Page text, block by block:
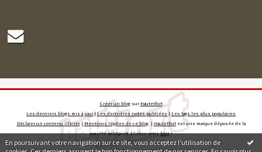
En poursuivant votre navigation sur ce site, vous acceptez l'utilisation de
Créer un blogsur Hautetfort
Les derniers blogs mis à jour|Les dernières notes publiées |Les tags les plus populaires
Déclarer un contenu illicite| Mentions légales de ce blog| Hautetfortest une marque déposée de la
société talkSpirit | Créez votreblog!